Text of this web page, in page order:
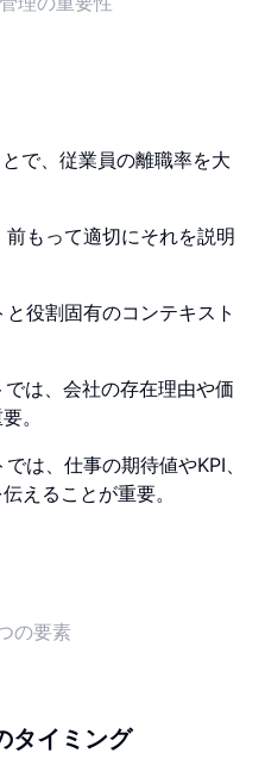
で、従業員の離職率を大
もって適切にそれを説明
役割固有のコンテキスト
は、会社の存在理由や価
。
は、仕事の期待値やKPI、
えることが重要。
の要素
タイミング